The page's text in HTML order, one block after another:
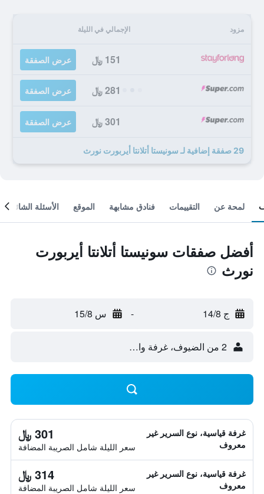
مزود الإجمالي في الليلة
151 ﷼ عرض الصفقة
281 ﷼ عرض الصفقة
301 ﷼ عرض الصفقة
29 صفقة إضافية لـ سونيستا أتلانتا أيربورت نورث
لمحة عن التقييمات فنادق مشابهة الموقع الأسئلة الشائعة
أفضل صفقات سونيستا أتلانتا أيربورت
نورث
ج 14/8 - س 15/8
2 من الضيوف، غرفة واحدة
غرفة قياسية، نوع السرير غير
معروف
301 ﷼
سعر الليلة شامل الصريبة المضافة
غرفة قياسية، نوع السرير غير
معروف
314 ﷼
سعر الليلة شامل الصريبة المضافة